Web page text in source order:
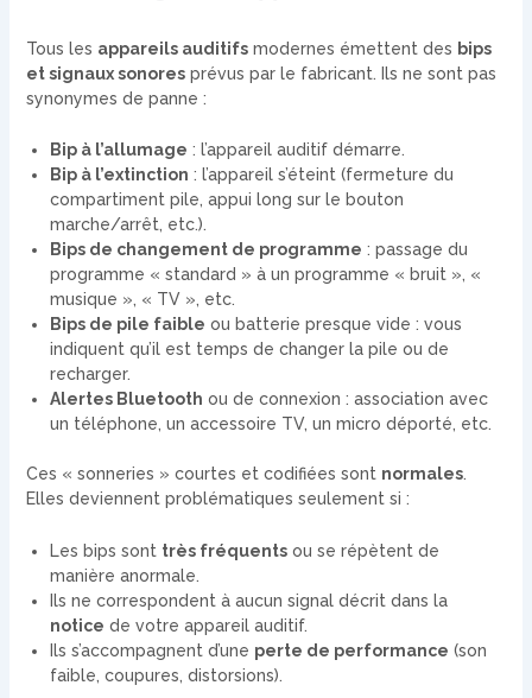
Tous les appareils auditifsmodernes émettent des bips
et signaux sonoresprévus par le fabricant. Ils ne sont pas
synonymes de panne :
Bip à l’allumage : l’appareil auditif démarre.
Bip à l’extinction : l’appareil s’éteint (fermeture du
compartiment pile, appui long sur le bouton
marche/arrêt, etc.).
Bips de changement de programme : passage du
programme « standard » à un programme « bruit », «
musique », « TV », etc.
Bips de pile faible ou batterie presque vide : vous
indiquent qu’il est temps de changer la pile ou de
recharger.
Alertes Bluetooth ou de connexion : association avec
un téléphone, un accessoire TV, un micro déporté, etc.
Ces « sonneries » courtes et codifiées sont normales.
Elles deviennent problématiques seulement si :
Les bips sont très fréquentsou se répètent de
manière anormale.
Ils ne correspondent à aucun signal décrit dans la
notice de votre appareil auditif.
Ils s’accompagnent d’une perte de performance (son
faible, coupures, distorsions).